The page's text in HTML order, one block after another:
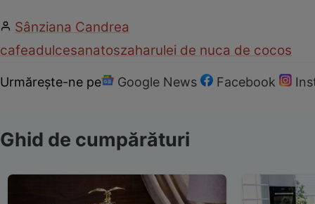
Sânziana Candrea
cafeadulcesanatoszaharulei de nuca de cocos
Urmărește-ne pe Google News Facebook
Ghid de cumpărături